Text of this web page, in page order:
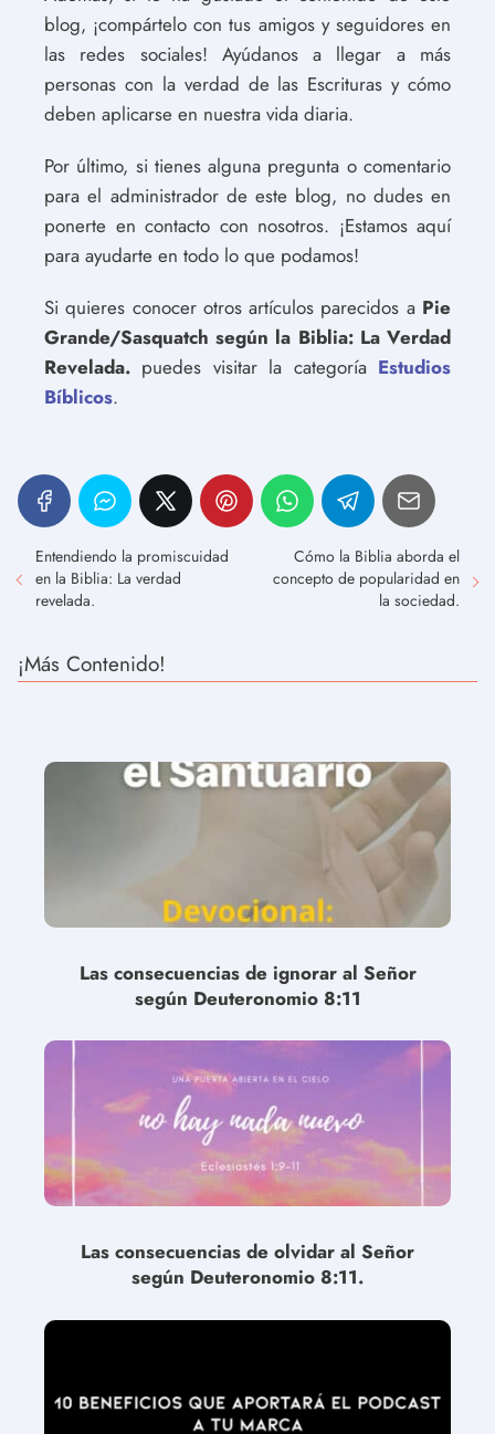
blog, ¡compártelo con tus amigos y seguidores en
las redes sociales! Ayúdanos a llegar a más
personas con la verdad de las Escrituras y cómo
deben aplicarse en nuestra vida diaria.
Por último, si tienes alguna pregunta o comentario
para el administrador de este blog, no dudes en
ponerte en contacto con nosotros. ¡Estamos aquí
para ayudarte en todo lo que podamos!
Si quieres conocer otros artículos parecidos a Pie
Grande/Sasquatch según la Biblia: La Verdad
Revelada. puedes visitar la categoría Estudios
Bíblicos.
Entendiendo la promiscuidad
en la Biblia: La verdad
revelada.
Cómo la Biblia aborda el
concepto de popularidad en
la sociedad.
¡Más Contenido!
Las consecuencias de ignorar al Señor
según Deuteronomio 8:11
Las consecuencias de olvidar al Señor
según Deuteronomio 8:11.